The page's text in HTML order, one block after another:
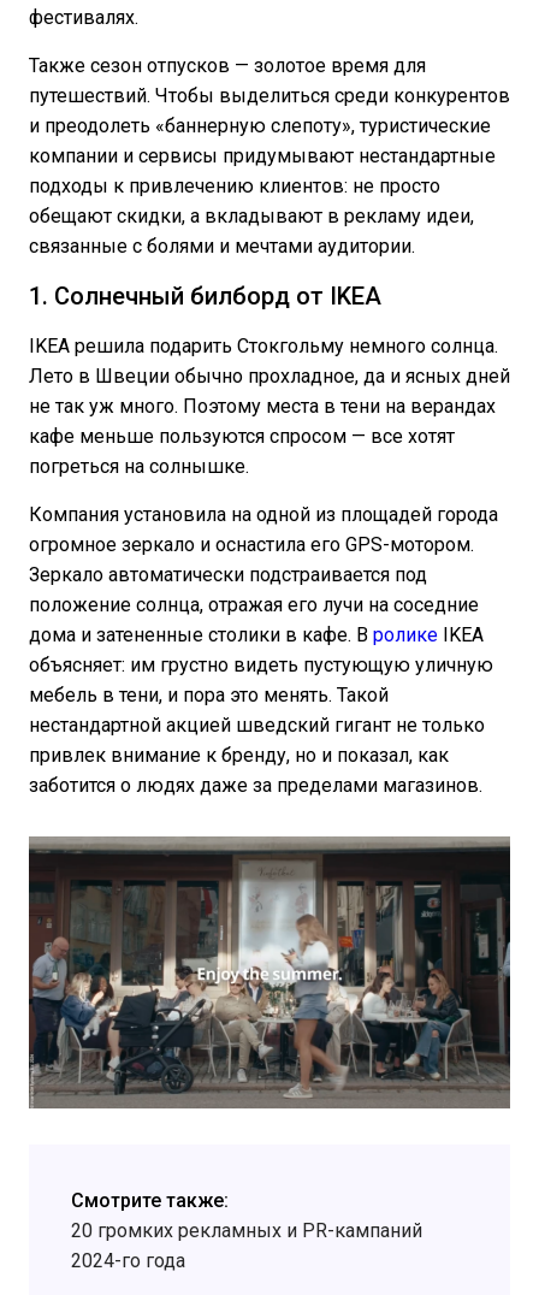
фестивалях.
Также сезон отпусков — золотое время для
путешествий. Чтобы выделиться среди конкурентов
и преодолеть «баннерную слепоту», туристические
компании и сервисы придумывают нестандартные
подходы к привлечению клиентов: не просто
обещают скидки, а вкладывают в рекламу идеи,
связанные с болями и мечтами аудитории.
1. Солнечный билборд от IKEA
IKEA решила подарить Стокгольму немного солнца.
Лето в Швеции обычно прохладное, да и ясных дней
не так уж много. Поэтому места в тени на верандах
кафе меньше пользуются спросом — все хотят
погреться на солнышке.
Компания установила на одной из площадей города
огромное зеркало и оснастила его GPS-мотором.
Зеркало автоматически подстраивается под
положение солнца, отражая его лучи на соседние
дома и затененные столики в кафе. В ролике IKEA
объясняет: им грустно видеть пустующую уличную
мебель в тени, и пора это менять. Такой
нестандартной акцией шведский гигант не только
привлек внимание к бренду, но и показал, как
заботится о людях даже за пределами магазинов.
Смотрите также:
20 громких рекламных и PR-кампаний
2024-го года